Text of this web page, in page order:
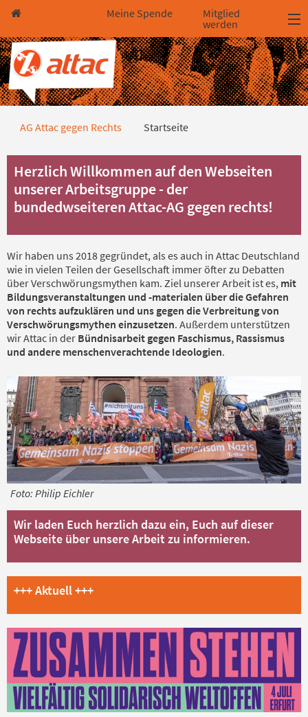
Direkt zum Hauptinhalt springen
Direkt zur Haupt-Navigation springen
Direkt zur Service-Navigation springen
Direkt zur Footer-Navigation springen
Direkt zum Footerinhalt springen
Meine Spende
Mitglied
werden
Startseite
AG Attac gegen Rechts Startseite
Herzlich Willkommen auf den Webseiten
unserer Arbeitsgruppe - der
bundedwseiteren Attac-AG gegen rechts!
Wir haben uns 2018 gegründet, als es auch in Attac Deutschland
wie in vielen Teilen der Gesellschaft immer öfter zu Debatten
über Verschwörungsmythen kam. Ziel unserer Arbeit ist es, mit
Bildungsveranstaltungen und -materialen über die Gefahren
von rechts aufzuklären und uns gegen die Verbreitung von
Verschwörungsmythen einzusetzen. Außerdem unterstützen
wir Attac in der Bündnisarbeit gegen Faschismus, Rassismus
und andere menschenverachtende Ideologien.
Foto: Philip Eichler
Wir laden Euch herzlich dazu ein, Euch auf dieser
Webseite über unsere Arbeit zu informieren.
+++ Aktuell +++